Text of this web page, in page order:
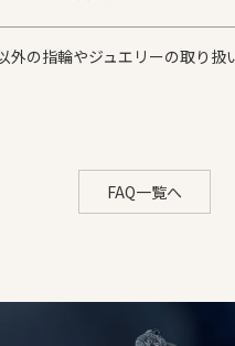
外の指輪やジュエリーの取り扱
FAQ一覧へ